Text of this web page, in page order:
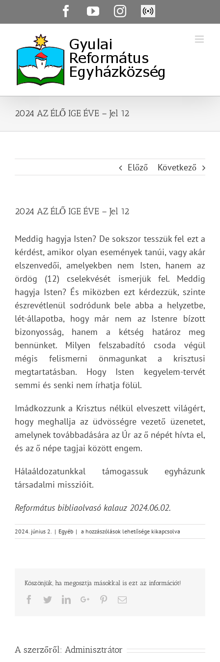
FacebookYouTubeInstagram
Élő
közvetítés
2024 AZ ÉLŐ IGE ÉVE – Jel 12
Előző Következő
2024 AZ ÉLŐ IGE ÉVE – Jel 12
Meddig hagyja Isten? De sokszor tesszük fel ezt a
kérdést, amikor olyan események tanúi, vagy akár
elszenvedői, amelyekben nem Isten, hanem az
ördög (12) cselekvését ismerjük fel. Meddig
hagyja Isten? És miközben ezt kérdezzük, szinte
észrevétlenül sodródunk bele abba a helyzetbe,
lét-állapotba, hogy már nem az Istenre bízott
bizonyosság, hanem a kétség határoz meg
bennünket. Milyen felszabadító csoda végül
mégis felismerni önmagunkat a krisztusi
megtartatásban. Hogy Isten kegyelem-tervét
semmi és senki nem írhatja fölül.
Imádkozzunk a Krisztus nélkül elveszett világért,
hogy meghallja az üdvösségre vezető üzenetet,
amelynek továbbadására az Úr az ő népét hívta el,
és az ő népe tagjai között engem.
Hálaáldozatunkkal támogassuk egyházunk
társadalmi misszióit.
Református bibliaolvasó kalauz 2024.06.02.
2024. június 2. | Egyéb | 2024
AZ
Jel
bejegyzéshez
a hozzászólások lehetősége kikapcsolva
Köszönjük, ha megosztja másokkal is ezt az információt!
Facebook
TwitterLinkedInGoogle+PinterestEmail
A szerzőről: Adminisztrátor